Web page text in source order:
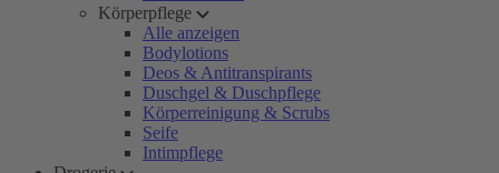
Körperpflege
Alle anzeigen
Bodylotions
Deos & Antitranspirants
Duschgel & Duschpflege
Körperreinigung & Scrubs
Seife
Intimpflege